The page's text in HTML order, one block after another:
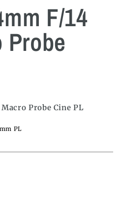
F/14
Probe
Probe Cine PL
PL